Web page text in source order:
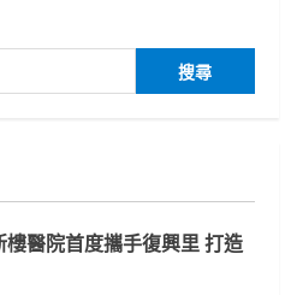
醫院首度攜手復興里 打造